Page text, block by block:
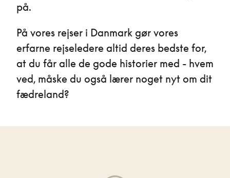
på.
På vores rejser i Danmark gør vores
erfarne rejseledere altid deres bedste for,
at du får alle de gode historier med - hvem
ved, måske du også lærer noget nyt om dit
fædreland?